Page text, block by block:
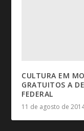
CULTURA EM
GRATUITOS A
FEDERAL
11 de agosto de